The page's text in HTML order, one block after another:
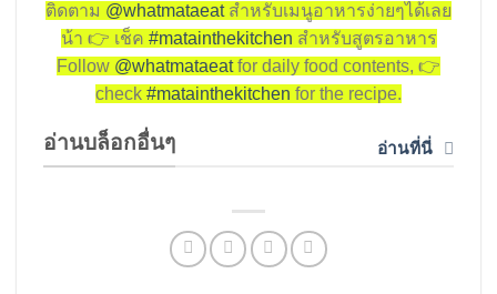
ติดตาม @whatmataeat สำหรับเมนูอาหารง่ายๆได้เลย
น้า 👉 เช็ค #matainthekitchen สำหรับสูตรอาหาร
Follow @whatmataeatfor daily food contents, 👉
check #matainthekitchen for the recipe.
อ่านบล็อกอื่นๆ อ่านที่นี่